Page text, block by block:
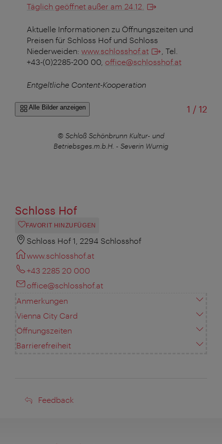
Täglich geöffnet außer am 24.12.
Aktuelle Informationen zu Öffnungszeiten und
Preisen für Schloss Hof und Schloss
Niederweiden: www.schlosshof.at
, Tel.
+43-(0)2285-200 00, office@schlosshof.at
Entgeltliche Content-Kooperation
Alle Bilder anzeigen 1 /von
12
© Schloß Schönbrunn Kultur- und
Betriebsges.m.b.H. - Severin Wurnig
Schloss Hof
FAVORIT HINZUFÜGEN
Schloss Hof 1, 2294 Schlosshof
www.schlosshof.at
+43 2285 20 000
office@schlosshof.at
Anmerkungen
Vienna City Card
Öffnungszeiten
Barrierefreiheit
Feedback
Feedback